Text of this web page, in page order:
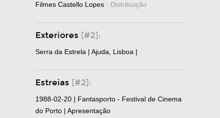
Filmes Castello Lopes · Distribuição
Exteriores [#2]:
Serra da Estrela | Ajuda, Lisboa |
Estreias [#2]:
1988-02-20 | Fantasporto - Festival de Cinema
do Porto | Apresentação